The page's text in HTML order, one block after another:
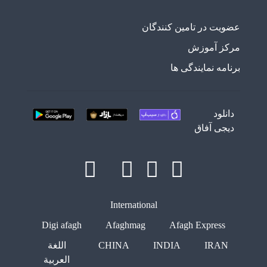
عضویت در تامین کنندگان
مرکز آموزش
برنامه نمایندگی ها
دانلود
دیجی آفاق
International
Afagh Express
Afaghmag
Digi afagh
IRAN
INDIA
CHINA
اللغة
العربية